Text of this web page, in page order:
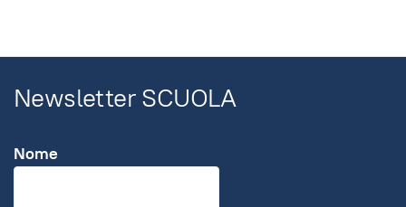
Newsletter SCUOLA
Nome